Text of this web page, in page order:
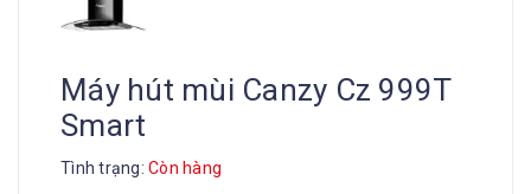
Máy hút mùi Canzy Cz 999T
Smart
Tình trạng: Còn hàng